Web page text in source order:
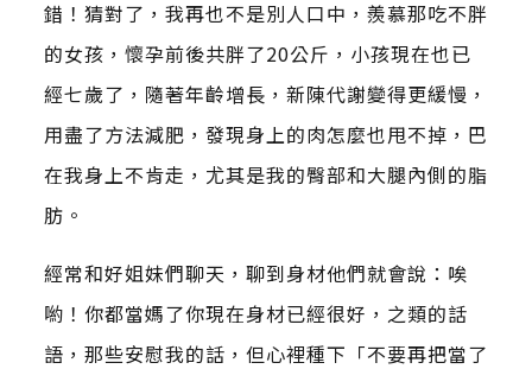
錯！猜對了，我再也不是別人口中，羨慕那吃不胖
的女孩，懷孕前後共胖了20公斤，小孩現在也已
經七歲了，隨著年齡增長，新陳代謝變得更緩慢，
用盡了方法減肥，發現身上的肉怎麼也甩不掉，巴
在我身上不肯走，尤其是我的臀部和大腿內側的脂
肪。
經常和好姐妹們聊天，聊到身材他們就會說：唉
喲！你都當媽了你現在身材已經很好，之類的話
語，那些安慰我的話，但心裡種下「不要再把當了